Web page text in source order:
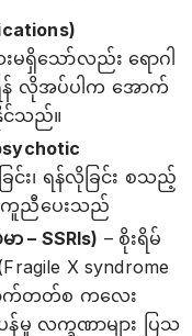
မရှိသော်လည်း ရောဂါ
န် လိုအပ်ပါက အောက်
င်သည်။
င်း၊ ရန်လိုခြင်း စသည့်
ကူညီပေးသည်
– SSRIs) – စိုးရိမ်
X syndrome
ာက်တတ်စ ကလေး
လက္ခဏာများ ပြသ